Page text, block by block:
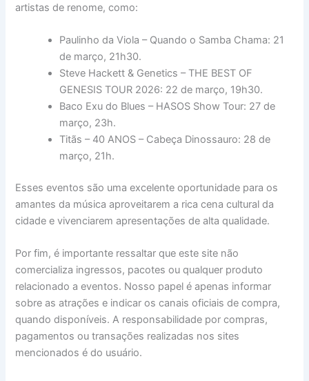
artistas de renome, como:
Paulinho da Viola – Quando o Samba Chama: 21
de março, 21h30.
Steve Hackett & Genetics – THE BEST OF
GENESIS TOUR 2026: 22 de março, 19h30.
Baco Exu do Blues – HASOS Show Tour: 27 de
março, 23h.
Titãs – 40 ANOS – Cabeça Dinossauro: 28 de
março, 21h.
Esses eventos são uma excelente oportunidade para os
amantes da música aproveitarem a rica cena cultural da
cidade e vivenciarem apresentações de alta qualidade.
Por fim, é importante ressaltar que este site não
comercializa ingressos, pacotes ou qualquer produto
relacionado a eventos. Nosso papel é apenas informar
sobre as atrações e indicar os canais oficiais de compra,
quando disponíveis. A responsabilidade por compras,
pagamentos ou transações realizadas nos sites
mencionados é do usuário.